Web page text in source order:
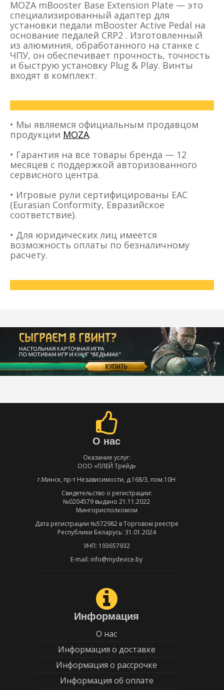
MOZA mBooster Base Extension Plate — это
специализированный адаптер для
установки педали mBooster Active Pedal на
основание педалей CRP2 . Изготовленный
из алюминия, обработанного на станке с
ЧПУ, он обеспечивает прочность, точность
и быструю установку Plug & Play. Винты
входят в комплект.
• Мы являемся официальным продавцом
продукции MOZA.
• Гарантия на все товары бренда — 12
месяцев с поддержкой авторизованного
сервисного центра.
• Игровые рули сертифицированы EAC
(Eurasian Conformity, Евразийское
соответствие).
• Для юридических лиц имеется
возможность оплаты по безналичному
расчету.
О нас
Оказание услуг:
ООО «ПЛЕЙ Трейд»
г.Минск, пр-т Независимости, д.168/3, пом.10Н
Свидетельство о регистрации:
№0204579 выдано 21.11.2022
Мингорисполкомом
Дата регистрации №572982 в Торговом реестре
Республики Беларусь: 31.01.2024
УНП: 193657932
E-mail: info@mydevice.by
Информация
О нас
Информация о доставке
Информация о рассрочке
Информация об оплате